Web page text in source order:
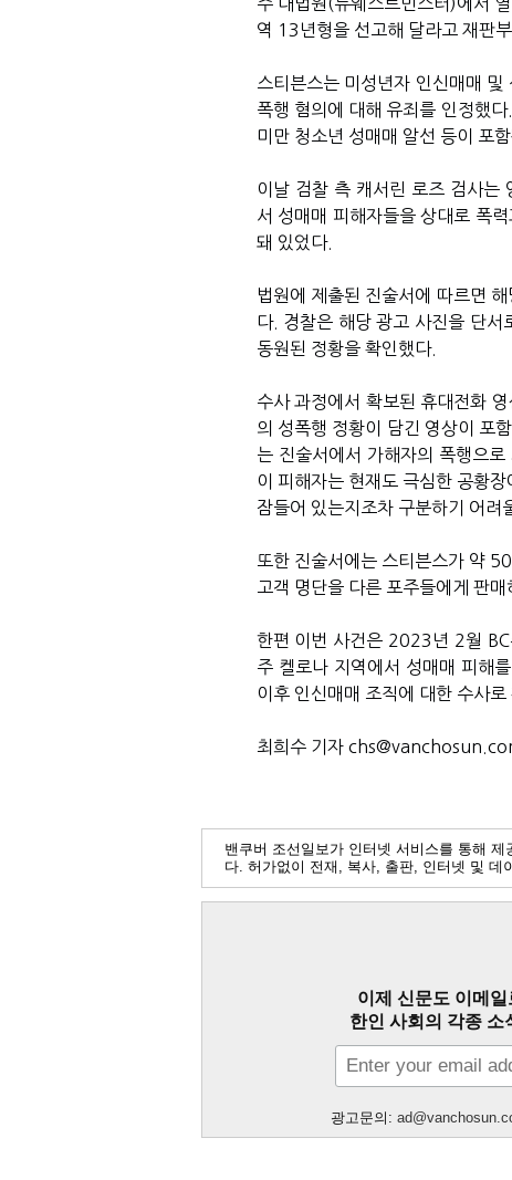
역 13년형을 선고해 달라고 재판
스티븐스는 미성년자 인신매매
폭행 혐의에 대해 유죄를 인정했
미만 청소년 성매매 알선 등이 포함
이날 검찰 측 캐서린 로즈 검사는
서 성매매 피해자들을 상대로 폭
돼 있었다.
법원에 제출된 진술서에 따르면
다. 경찰은 해당 광고 사진을 단서
동원된 정황을 확인했다.
수사 과정에서 확보된 휴대전화
의 성폭행 정황이 담긴 영상이 포
는 진술서에서 가해자의 폭행으
이 피해자는 현재도 극심한 공황
잠들어 있는지조차 구분하기 어려
또한 진술서에는 스티븐스가 약
고객 명단을 다른 포주들에게 판
한편 이번 사건은 2023년 2월
주 켈로나 지역에서 성매매 피해
이후 인신매매 조직에 대한 수사로
최희수 기자
밴쿠버 조선일보가 인터넷 서비스를 통해
다. 허가없이 전재, 복사, 출판, 인터넷 및 데
이제 신문도 이메
한인 사회의 각종 소
광고문의: